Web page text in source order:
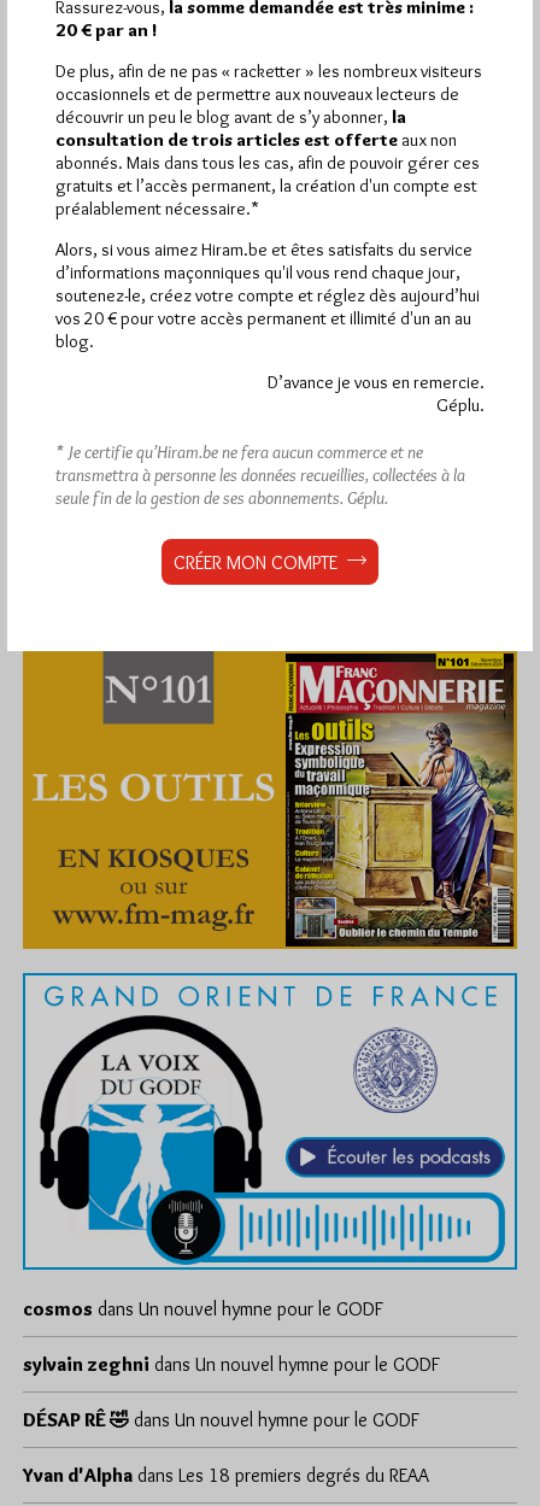
Pirsch.io)
Quels sont les articles les plus lus du blog ?
Abonnement aux Newsletters - RSS
cosmos dans Un nouvel hymne pour le GODF
sylvain zeghni dans Un nouvel hymne pour le GODF
DÉSAP RÊ 🤣 dans Un nouvel hymne pour le GODF
Yvan d'Alpha dans Les 18 premiers degrés du REAA
Rassurez-vous, la somme demandée est très minime :
20 € par an !
De plus, afin de ne pas « racketter » les nombreux visiteurs
occasionnels et de permettre aux nouveaux lecteurs de
découvrir un peu le blog avant de s’y abonner, la
consultation de trois articles est offerte aux non
abonnés. Mais dans tous les cas, afin de pouvoir gérer ces
gratuits et l’accès permanent, la création d'un compte est
préalablement nécessaire.*
Alors, si vous aimez Hiram.be et êtes satisfaits du service
d’informations maçonniques qu'il vous rend chaque jour,
soutenez-le, créez votre compte et réglez dès aujourd’hui
vos 20 € pour votre accès permanent et illimité d'un an au
blog.
D’avance je vous en remercie.
Géplu.
* Je certifie qu’Hiram.be ne fera aucun commerce et ne
transmettra à personne les données recueillies, collectées à la
seule fin de la gestion de ses abonnements. Géplu.
CRÉER MON COMPTE